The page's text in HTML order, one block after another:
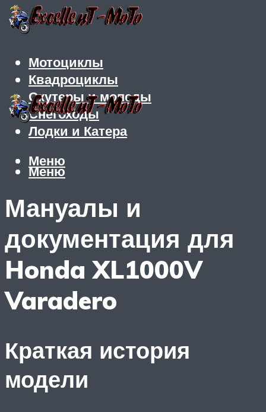
Мотоциклы
Квадроциклы
Скутеры и мопеды
Снегоходы
Лодки и Катера
Меню
Меню
Мануалы и
документация для
Honda XL1000V
Varadero
Краткая история
модели